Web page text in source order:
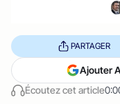
Écoutez cet article
PARTAGER
Ajouter